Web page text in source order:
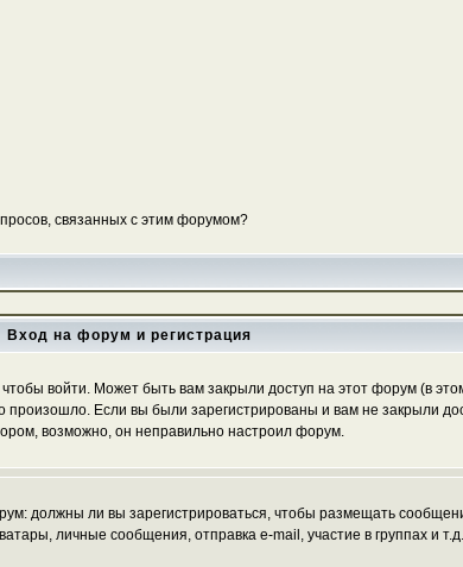
связанных с этим форумом?
Вход на форум и регистрация
войти. Может быть вам закрыли доступ на этот форум (в
Если вы были зарегистрированы и вам не закрыли
возможно, он неправильно настроил форум.
должны ли вы зарегистрироваться, чтобы размещать
личные сообщения, отправка e-mail, участие в группах и т.д.